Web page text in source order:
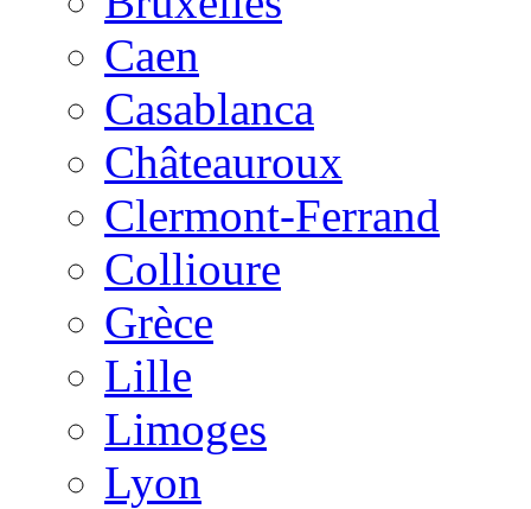
Caen
Casablanca
Châteauroux
Clermont-Ferrand
Collioure
Grèce
Lille
Limoges
Lyon